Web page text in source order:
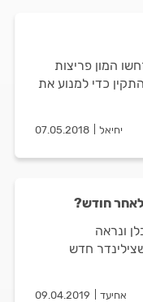
המון פריצות
כדי למנוע את
יחיאל 07.05.2018
חודש?
ונראה
חדש
אחיעד 09.04.2019